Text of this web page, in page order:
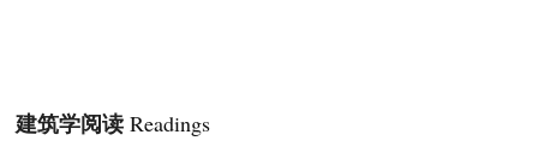
建筑学阅读 Readings